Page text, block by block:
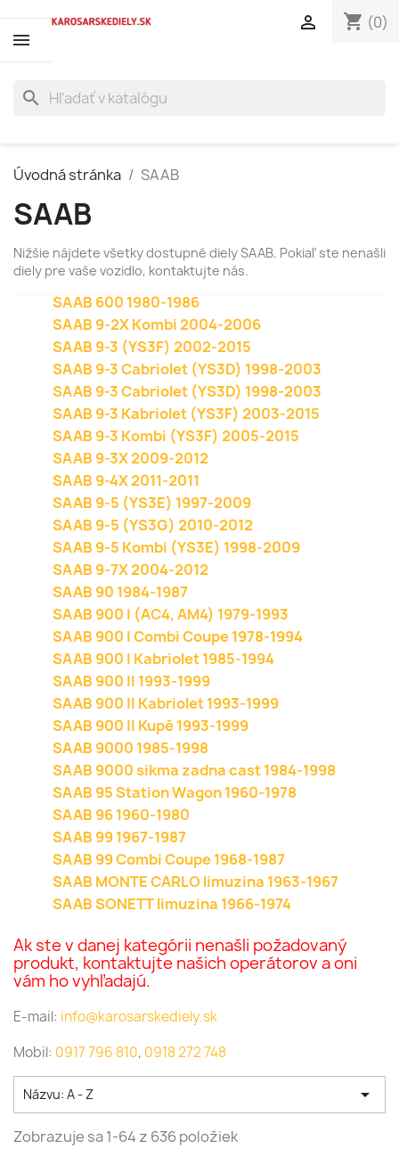
shopping_cart (0)

search
Úvodná stránka SAAB
SAAB
Nižšie nájdete všetky dostupné diely SAAB. Pokiaľ ste nenašli
diely pre vaše vozidlo, kontaktujte nás.
SAAB 600 1980-1986
SAAB 9-2X Kombi 2004-2006
SAAB 9-3 (YS3F) 2002-2015
SAAB 9-3 Cabriolet (YS3D) 1998-2003
SAAB 9-3 Cabriolet (YS3D) 1998-2003
SAAB 9-3 Kabriolet (YS3F) 2003-2015
SAAB 9-3 Kombi (YS3F) 2005-2015
SAAB 9-3X 2009-2012
SAAB 9-4X 2011-2011
SAAB 9-5 (YS3E) 1997-2009
SAAB 9-5 (YS3G) 2010-2012
SAAB 9-5 Kombi (YS3E) 1998-2009
SAAB 9-7X 2004-2012
SAAB 90 1984-1987
SAAB 900 I (AC4, AM4) 1979-1993
SAAB 900 I Combi Coupe 1978-1994
SAAB 900 I Kabriolet 1985-1994
SAAB 900 II 1993-1999
SAAB 900 II Kabriolet 1993-1999
SAAB 900 II Kupé 1993-1999
SAAB 9000 1985-1998
SAAB 9000 sikma zadna cast 1984-1998
SAAB 95 Station Wagon 1960-1978
SAAB 96 1960-1980
SAAB 99 1967-1987
SAAB 99 Combi Coupe 1968-1987
SAAB MONTE CARLO limuzina 1963-1967
SAAB SONETT limuzina 1966-1974
Ak ste v danej kategórii nenašli požadovaný
produkt, kontaktujte našich operátorov a oni
vám ho vyhľadajú.
E-mail: info@karosarskediely.sk
Mobil: 0917 796 810, 0918 272 748
Názvu: A - Z 
Zobrazuje sa 1-64 z 636 položiek